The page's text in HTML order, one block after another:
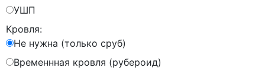
УШП
Кровля:
Не нужна (только сруб)
Временнная кровля (рубероид)